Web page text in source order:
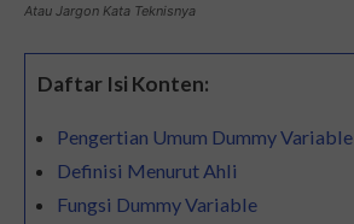
Atau Jargon Kata Teknisnya
Daftar Isi Konten:
Pengertian Umum Dummy Variable
Definisi Menurut Ahli
Fungsi Dummy Variable